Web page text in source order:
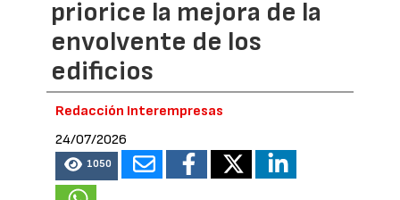
priorice la mejora de la
envolvente de los
edificios
Redacción Interempresas
24/07/2026
1050